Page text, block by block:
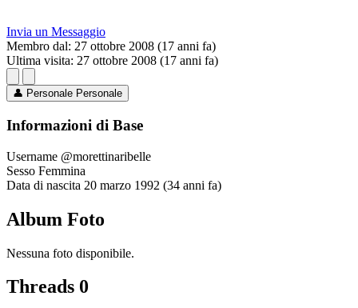
Invia un Messaggio
Membro dal: 27 ottobre 2008 (17 anni fa)
Ultima visita: 27 ottobre 2008 (17 anni fa)
👤 Personale Personale
Informazioni di Base
Username @morettinaribelle
Sesso Femmina
Data di nascita 20 marzo 1992 (34 anni fa)
Album Foto
Nessuna foto disponibile.
Threads 0